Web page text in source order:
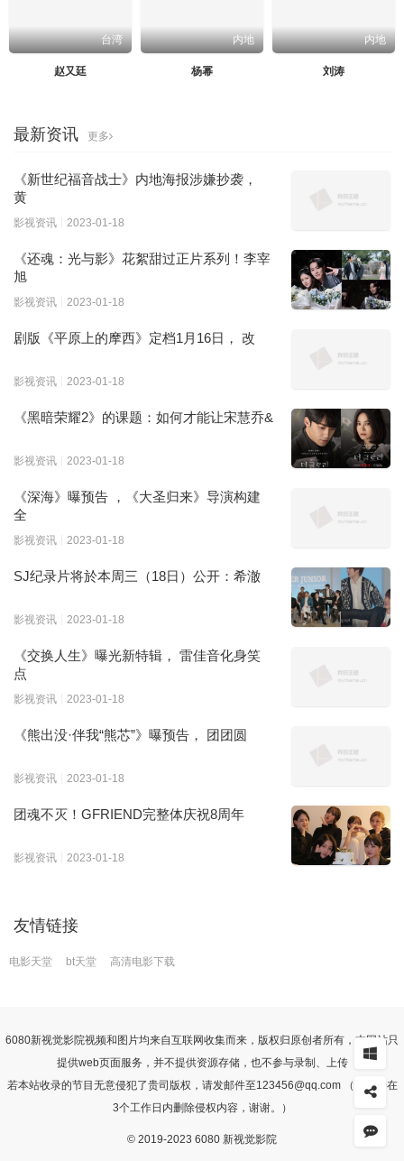
台湾
赵又廷
内地
杨幂
内地
刘涛
最新资讯 更多
《新世纪福音战士》内地海报涉嫌抄袭，
黄
影视资讯 2023-01-18
《还魂：光与影》花絮甜过正片系列！李宰
旭
影视资讯 2023-01-18
剧版《平原上的摩西》定档1月16日， 改
影视资讯 2023-01-18
《黑暗荣耀2》的课题：如何才能让宋慧乔&
影视资讯 2023-01-18
《深海》曝预告 ，《大圣归来》导演构建
全
影视资讯 2023-01-18
SJ纪录片将於本周三（18日）公开：希澈
影视资讯 2023-01-18
《交换人生》曝光新特辑， 雷佳音化身笑
点
影视资讯 2023-01-18
《熊出没·伴我“熊芯”》曝预告， 团团圆
影视资讯 2023-01-18
团魂不灭！GFRIEND完整体庆祝8周年
影视资讯 2023-01-18
友情链接
电影天堂 bt天堂 高清电影下载
6080新视觉影院视频和图片均来自互联网收集而来，版权归原创者所有，本网站只
提供web页面服务，并不提供资源存储，也不参与录制、上传
若本站收录的节目无意侵犯了贵司版权，请发邮件至123456@qq.com （我们会在
3个工作日内删除侵权内容，谢谢。）
© 2019-2023 6080 新视觉影院